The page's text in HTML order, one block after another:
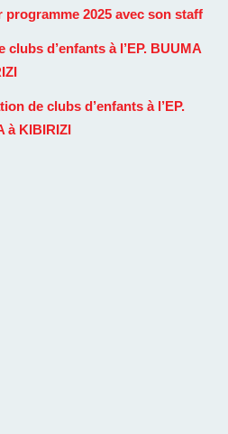
2025 avec son staff
clubs d’enfants à l’EP. BUUMA
de clubs d’enfants à l’EP.
à KIBIRIZI